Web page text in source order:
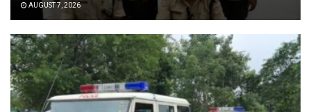
AUGUST 7, 2026